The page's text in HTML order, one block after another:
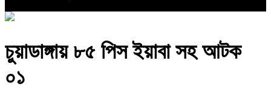
চুয়াডাঙ্গায় ৮৫ পিস ইয়াবা সহ আটক
০১